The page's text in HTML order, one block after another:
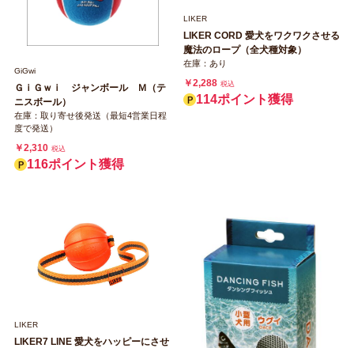
GiGwi
ＧｉＧｗｉ ジャンボール Ｍ（テ
ニスボール）
在庫：取り寄せ後発送（最短4営業日程
度で発送）
￥2,310 税込
116ポイント獲得
LIKER
LIKER CORD 愛犬をワクワクさせる
魔法のロープ（全犬種対象）
在庫：あり
￥2,288 税込
114ポイント獲得
LIKER
LIKER7 LINE 愛犬をハッピーにさせ